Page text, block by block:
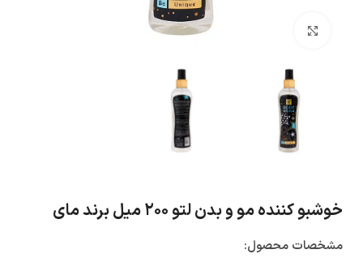
خوشبو کننده مو و بدن لتو ۲۰۰ میل برند مای
مشخصات محصول: